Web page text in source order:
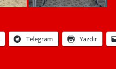
Telegram Yazdır